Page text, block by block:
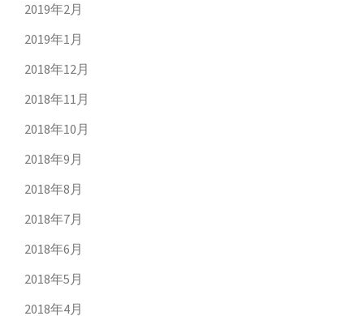
2019年2月
2019年1月
2018年12月
2018年11月
2018年10月
2018年9月
2018年8月
2018年7月
2018年6月
2018年5月
2018年4月